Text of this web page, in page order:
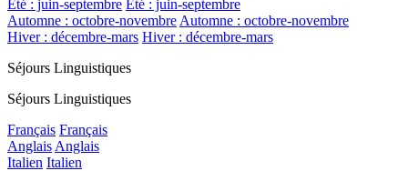
Été : juin-septembre Été : juin-septembre
Automne : octobre-novembre Automne : octobre-novembre
Hiver : décembre-mars Hiver : décembre-mars
Séjours Linguistiques
Séjours Linguistiques
Français Français
Anglais Anglais
Italien Italien